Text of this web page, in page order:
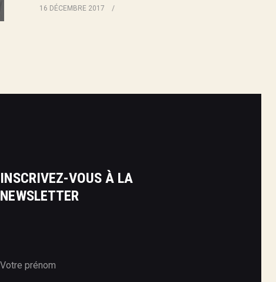
16 DÉCEMBRE 2017
INSCRIVEZ-VOUS À LA
NEWSLETTER